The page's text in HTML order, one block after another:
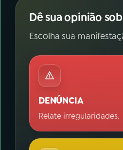
Dê sua opinião
Escolha sua
DENÚNCIA
Relate irregularidades.